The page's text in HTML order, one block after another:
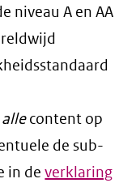
niveau A en AA
allecontent op
de sub-
in deverklaring